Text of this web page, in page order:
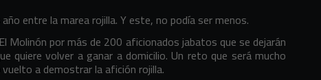
entre la marea rojilla. Y este, no podía ser menos.
Molinón por más de 200 aficionados jabatos que se dejarán
quiere volver a ganar a domicilio. Un reto que será mucho
a demostrar la afición rojilla.